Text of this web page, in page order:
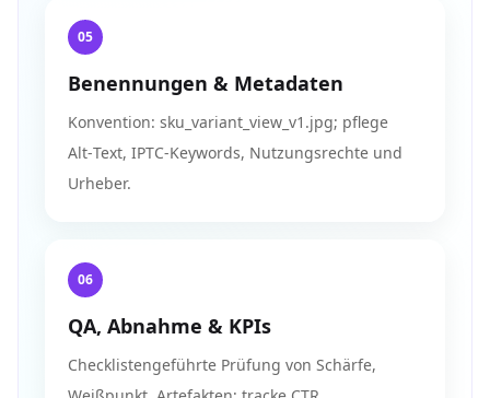
05
Benennungen & Metadaten
Konvention: sku_variant_view_v1.jpg; pflege
Alt‑Text, IPTC‑Keywords, Nutzungsrechte und
Urheber.
06
QA, Abnahme & KPIs
Checklistengeführte Prüfung von Schärfe,